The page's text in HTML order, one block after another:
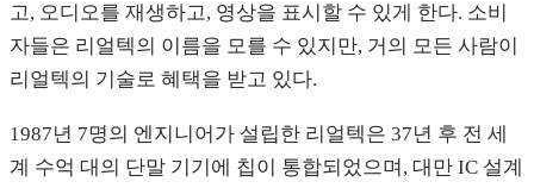
고, 오디오를 재생하고, 영상을 표시할 수 있게 한다. 소비
자들은 리얼텍의 이름을 모를 수 있지만, 거의 모든 사람이
리얼텍의 기술로 혜택을 받고 있다.
1987년 7명의 엔지니어가 설립한 리얼텍은 37년 후 전 세
계 수억 대의 단말 기기에 칩이 통합되었으며, 대만 IC 설계